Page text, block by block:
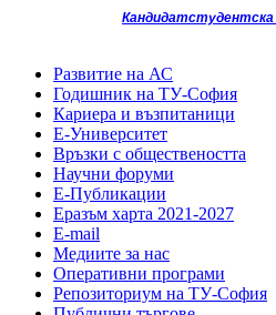
Развитие на АС
Годишник на ТУ-София
Кариера и възпитаници
Е-Университет
Връзки с обществеността
Научни форуми
Е-Публикации
Еразъм харта 2021-2027
E-mail
Медиите за нас
Оперативни програми
Репозиториум на ТУ-София